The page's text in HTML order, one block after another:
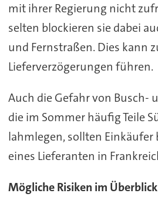
mit ihrer Regierung nicht
selten blockieren sie dabei
und Fernstraßen. Dies kann
Lieferverzögerungen führen.
Auch die Gefahr von Busch-
die im Sommer häufig Teile
lahmlegen, sollten Einkäufer
eines Lieferanten in
Mögliche Risiken im